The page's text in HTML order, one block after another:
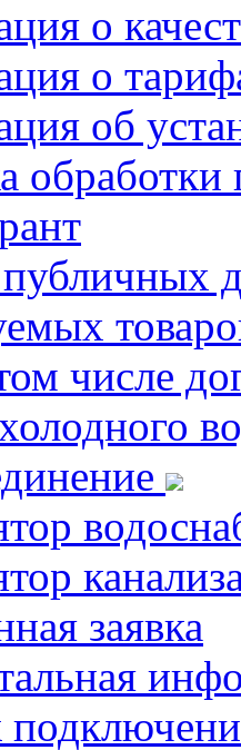
о
о
об
числе
заявка